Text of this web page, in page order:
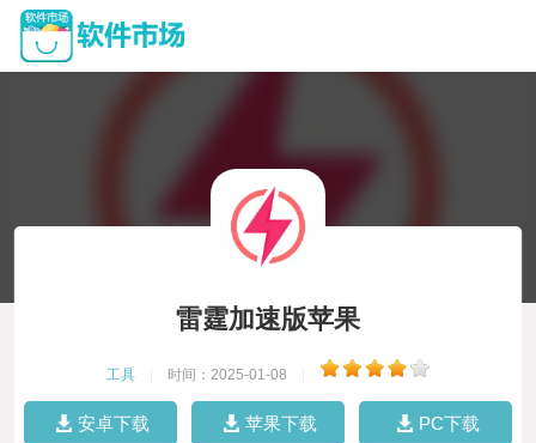
雷霆加速版苹果
工具 时间：2025-01-08
安卓下载 苹果下载 PC下载